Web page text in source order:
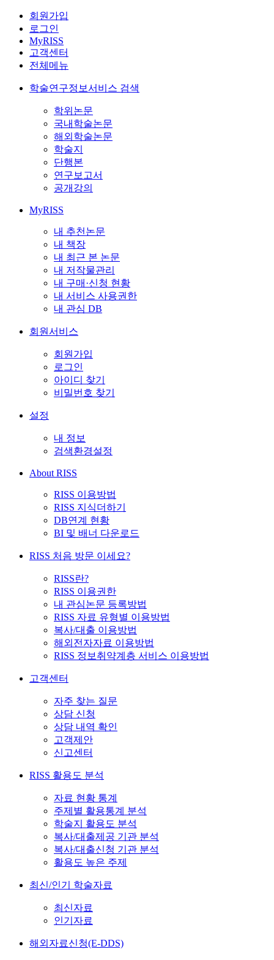
회원가입
로그인
MyRISS
고객센터
전체메뉴
학술연구정보서비스 검색
학위논문
국내학술논문
해외학술논문
학술지
단행본
연구보고서
공개강의
MyRISS
내 추천논문
내 책장
내 최근 본 논문
내 저작물관리
내 구매·신청 현황
내 서비스 사용권한
내 관심 DB
회원서비스
회원가입
로그인
아이디 찾기
비밀번호 찾기
설정
내 정보
검색환경설정
About RISS
RISS 이용방법
RISS 지식더하기
DB연계 현황
BI 및 배너 다운로드
RISS 처음 방문 이세요?
RISS란?
RISS 이용권한
내 관심논문 등록방법
RISS 자료 유형별 이용방법
복사/대출 이용방법
해외전자자료 이용방법
RISS 정보취약계층 서비스 이용방법
고객센터
자주 찾는 질문
상담 신청
상담 내역 확인
고객제안
신고센터
RISS 활용도 분석
자료 현황 통계
주제별 활용통계 분석
학술지 활용도 분석
복사/대출제공 기관 분석
복사/대출신청 기관 분석
활용도 높은 주제
최신/인기 학술자료
최신자료
인기자료
해외자료신청(E-DDS)